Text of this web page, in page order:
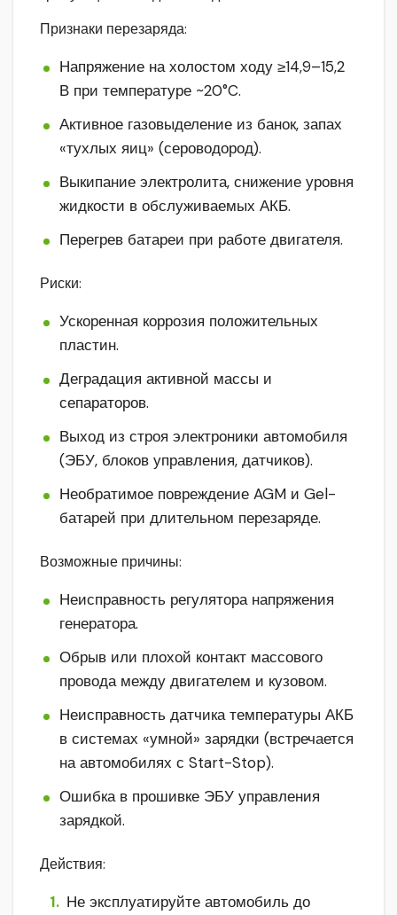
Признаки перезаряда:
Напряжение на холостом ходу ≥14,9–15,2
В при температуре ~20°C.
Активное газовыделение из банок, запах
«тухлых яиц» (сероводород).
Выкипание электролита, снижение уровня
жидкости в обслуживаемых АКБ.
Перегрев батареи при работе двигателя.
Риски:
Ускоренная коррозия положительных
пластин.
Деградация активной массы и
сепараторов.
Выход из строя электроники автомобиля
(ЭБУ, блоков управления, датчиков).
Необратимое повреждение AGM и Gel-
батарей при длительном перезаряде.
Возможные причины:
Неисправность регулятора напряжения
генератора.
Обрыв или плохой контакт массового
провода между двигателем и кузовом.
Неисправность датчика температуры АКБ
в системах «умной» зарядки (встречается
на автомобилях с Start-Stop).
Ошибка в прошивке ЭБУ управления
зарядкой.
Действия:
Не эксплуатируйте автомобиль до